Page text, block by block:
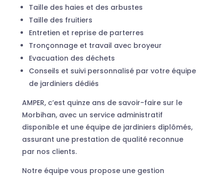
Taille des haies et des arbustes
Taille des fruitiers
Entretien et reprise de parterres
Tronçonnage et travail avec broyeur
Evacuation des déchets
Conseils et suivi personnalisé par votre équipe
de jardiniers dédiés
AMPER, c’est quinze ans de savoir-faire sur le
Morbihan, avec un service administratif
disponible et une équipe de jardiniers diplômés,
assurant une prestation de qualité reconnue
par nos clients.
Notre équipe vous propose une gestion